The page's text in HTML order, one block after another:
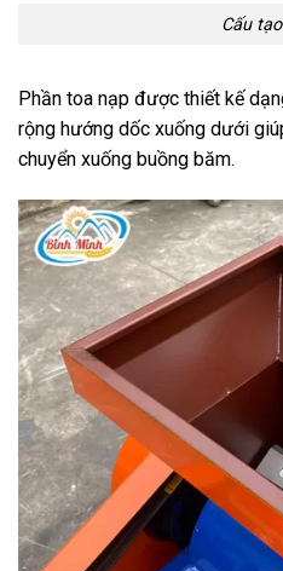
Cấu
Phần toa nạp được thiết kế
rộng hướng dốc xuống dưới
chuyển xuống buồng băm.